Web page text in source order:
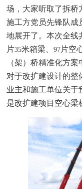
场，大家听取了拆桥
施工方党员先锋队成
地展开了。本次全线
片35米箱梁、97 片空
（架）桥精准化方
对于改扩建设计的整
业主和施工单位关于
是改扩建项目空心梁